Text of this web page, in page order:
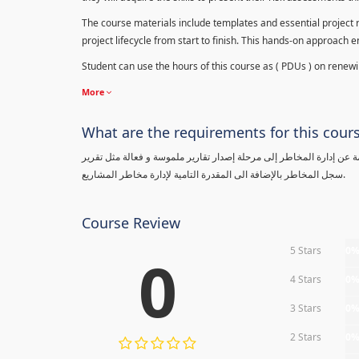
The course materials include templates and essential
project lifecycle from start to finish. This hands-on approach
Student can use the hours of this course as ( PDUs ) on
More
What are the requirements for this
عن إدارة المخاطر إلى مرحلة إصدار تقارير ملموسة و فعالة مثل تقرير
سجل المخاطر بالإضافة الى المقدرة التامية لإدارة مخاطر المشاريع.
Course Review
0 5 Stars
4 Stars
3 Stars
2 Stars